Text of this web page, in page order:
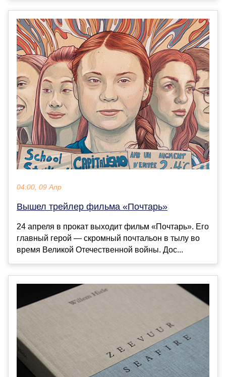
04:00, 09 Апр
Вышел трейлер фильма «Почтарь»
24 апреля в прокат выходит фильм «Почтарь». Его
главный герой — скромный почтальон в тылу во
время Великой Отечественной войны. Дос...